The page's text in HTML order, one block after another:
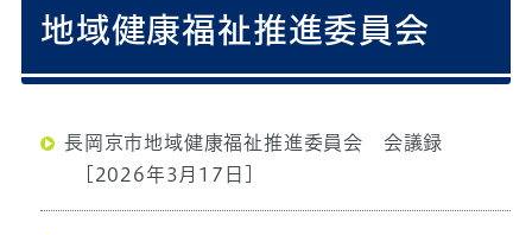
地域健康福祉推進委員会
長岡京市地域健康福祉推進委員会 会議録
[2026年3月17日]